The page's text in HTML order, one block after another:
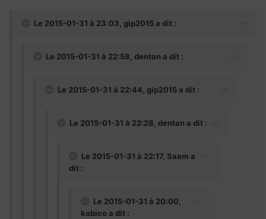
Le 2015-01-31 à 23:03, gip2015 a dit :
Le 2015-01-31 à 22:58, dentan a dit :
Le 2015-01-31 à 22:44, gip2015 a dit :
Le 2015-01-31 à 22:28, dentan a dit :
Le 2015-01-31 à 22:17, Saam a
dit :
Le 2015-01-31 à 20:00,
kobico a dit :